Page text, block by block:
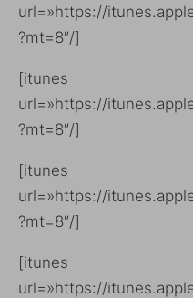
url=»https://
?mt=8″/]
[itunes
url=»https://
?mt=8″/]
[itunes
url=»https://
?mt=8″/]
[itunes
url=»https://